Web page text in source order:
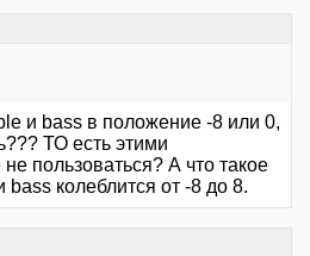
и bass в положение -8 или 0,
ТО есть этими
пользоваться? А что такое
колеблится от -8 до 8.